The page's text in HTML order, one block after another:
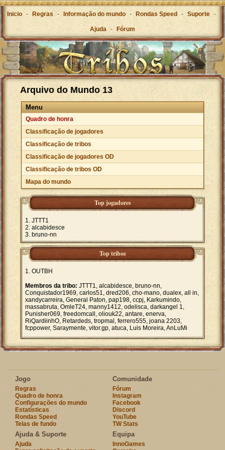
Inicio - Regras - Informação do mundo - Rondas Speed - Suporte -
Ajuda - Fórum
Arquivo do Mundo 13
Menu
Quadro de honra
Classificação de jogadores
Classificação de tribos
Classificação de jogadores OD
Classificação de tribos OD
Mapa do mundo
Top jogadores
JTTT1
alcabidesce
bruno-nn
Top tribos
OUTBH
Membros da tribo: JTTT1, alcabidesce, bruno-nn,
Conquistador1969, carlos51, dred206, cho-mano, dualex, all in,
xandycarreira, General Paton, pap198, ccpj, Karkumindo,
massabruta, OmleT24, manny1412, odelisca, darkangel 1,
Punisher069, freedomcall, oliouk22, antare, enerva,
RiQardiinhO, Retardeds, tropmal, ferrero555, joana 2203,
fcppower, Saraymente, vitor.gp, atuca, Luis Moreira, AnLuMi
Jogo
Regras
Quadro de honra
Configurações do mundo
Estatísticas
Rondas Speed
Telas de fundo
Comunidade
Fórum
Instagram
Facebook
Discord
YouTube
TW Stats
Ajuda & Suporte
Ajuda
Equipa
InnoGames